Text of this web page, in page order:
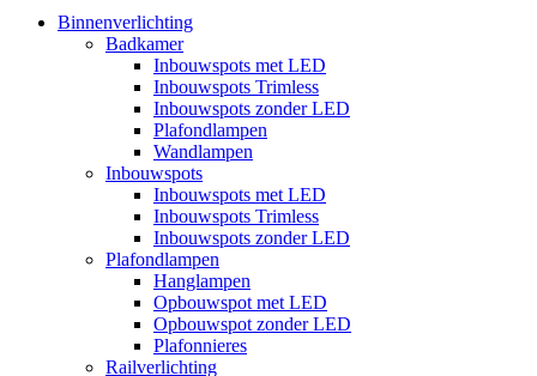
Binnenverlichting
Badkamer
Inbouwspots met LED
Inbouwspots Trimless
Inbouwspots zonder LED
Plafondlampen
Wandlampen
Inbouwspots
Inbouwspots met LED
Inbouwspots Trimless
Inbouwspots zonder LED
Plafondlampen
Hanglampen
Opbouwspot met LED
Opbouwspot zonder LED
Plafonnieres
Railverlichting